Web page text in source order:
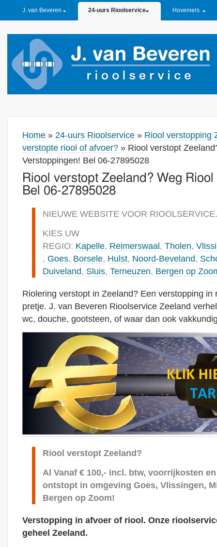
J. van Beveren 24-uurs Rioolservice Hoveniers
Home » 24-uurs Rioolservice » Riool verstopping
verstopte riool of afvoer? » Riool verstopt
Verstoppingen! Bel 06-27895028
Riool verstopt Zeeland? Weg
Bel 06-27895028
NIEUWE WEBSITE VOOR
KIES UW
REGIO: Kapelle, Reimerswaal , Tholen,
, Goes, Borsele, Hulst, Noord-Beveland,
Duiveland, Sluis, Terneuzen, Bergen op
Riolering verstopt in Zeeland? Een verstopping in
pretje. J. van Beveren Rioolservice Zeeland
wc, douche, gootsteen, of waar dan ook
Riool verstopt Zeeland?
Al Vanaf € 100,- incl. btw, voorrijkosten
ontstopt in omgeving Goes, Vlissingen,
Bergen op Zoom!
Verstopping in afvoer of riool. Onze
geheel Zeeland.